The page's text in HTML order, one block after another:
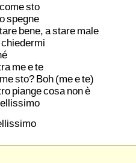
comesto
spegne
bene, astare male
chiedermi
meete
sto? Boh (meete)
piangecosa nonè